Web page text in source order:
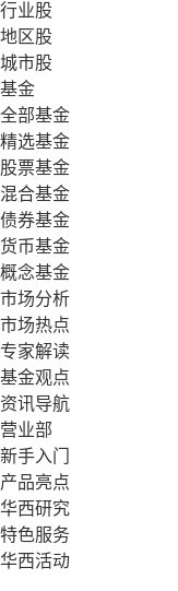
行业股
地区股
城市股
基金
全部基金
精选基金
股票基金
混合基金
债券基金
货币基金
概念基金
市场分析
市场热点
专家解读
基金观点
资讯导航
营业部
新手入门
产品亮点
华西研究
特色服务
华西活动